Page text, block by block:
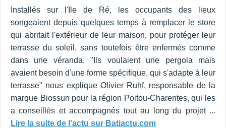
Installés sur l'Ile de Ré, les occupants des lieux
songeaient depuis quelques temps à remplacer le store
qui abritait l'extérieur de leur maison, pour protéger leur
terrasse du soleil, sans toutefois être enfermés comme
dans une véranda. "Ils voulaient une pergola mais
avaient besoin d'une forme spécifique, qui s'adapte à leur
terrasse" nous explique Olivier Ruhf, responsable de la
marque Biossun pour la région Poitou-Charentes, qui les
a conseillés et accompagnés tout au long du projet ...
Lire la suite de l'actu sur Batiactu.com